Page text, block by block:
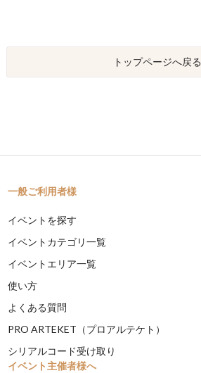
トップページへ戻る
一般ご利用者様
イベントを探す
イベントカテゴリ一覧
イベントエリア一覧
使い方
よくある質問
PRO ARTEKET（プロアルテケト）
シリアルコード受け取り
イベント主催者様へ